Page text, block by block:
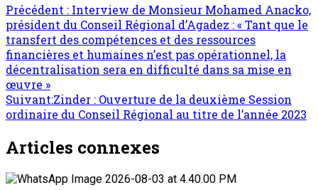
Navigation
d’article
Précédent : Interview de Monsieur Mohamed Anacko,
président du Conseil Régional d’Agadez : « Tant que le
transfert des compétences et des ressources
financières et humaines n’est pas opérationnel, la
décentralisation sera en difficulté dans sa mise en
œuvre »
Suivant:Zinder : Ouverture de la deuxième Session
ordinaire du Conseil Régional au titre de l’année 2023
Articles connexes